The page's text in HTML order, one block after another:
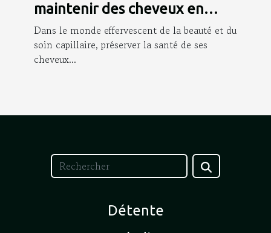
maintenir des cheveux en
bonne santé
Dans le monde effervescent de la beauté et du
soin capillaire, préserver la santé de ses
cheveux...
Détente